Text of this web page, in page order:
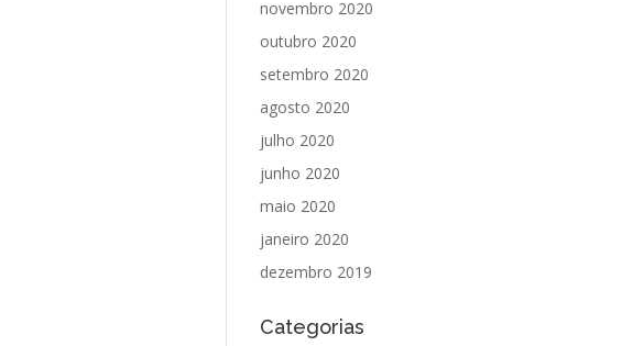
novembro 2020
outubro 2020
setembro 2020
agosto 2020
julho 2020
junho 2020
maio 2020
janeiro 2020
dezembro 2019
Categorias